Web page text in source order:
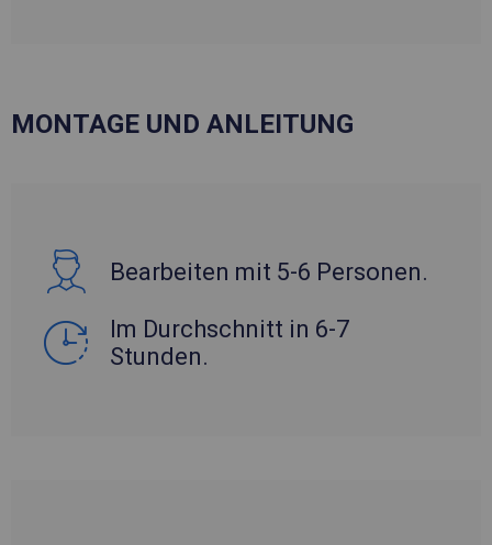
MONTAGE UND ANLEITUNG
Bearbeiten mit 5-6 Personen.
Im Durchschnitt in 6-7
Stunden.